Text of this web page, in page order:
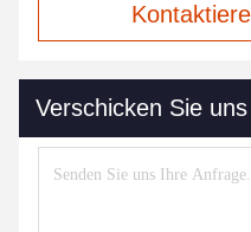
Verschicken Sie uns